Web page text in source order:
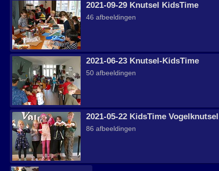
2021-09-29 Knutsel KidsTime
46 afbeeldingen
2021-06-23 Knutsel-KidsTime
50 afbeeldingen
2021-05-22 KidsTime Vogelknutsel
86 afbeeldingen